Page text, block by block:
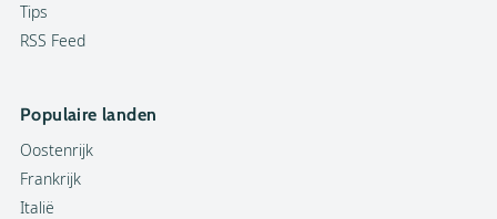
Tips
RSS Feed
Populaire landen
Oostenrijk
Frankrijk
Italië